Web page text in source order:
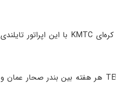
برای راه‌اندازی این مسیر، خطوط کشتیرانی Evergreen و CMA CGM و شرکت کره‌ای KMTC با این اپراتور تایلندی
‌هایی با ظرفیت ۱۶۶۸، ۱۷۰۰ و ۱۸۰۰ TEU هر هفته بین بندر صحار عمان و